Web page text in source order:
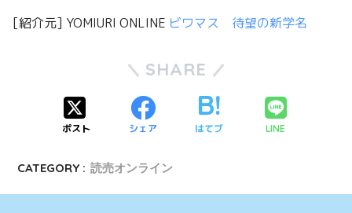
[紹介元] YOMIURI ONLINE ビワマス 待望の新学名
SHARE
ポスト シェア はてブ LINE
CATEGORY : 読売オンライン